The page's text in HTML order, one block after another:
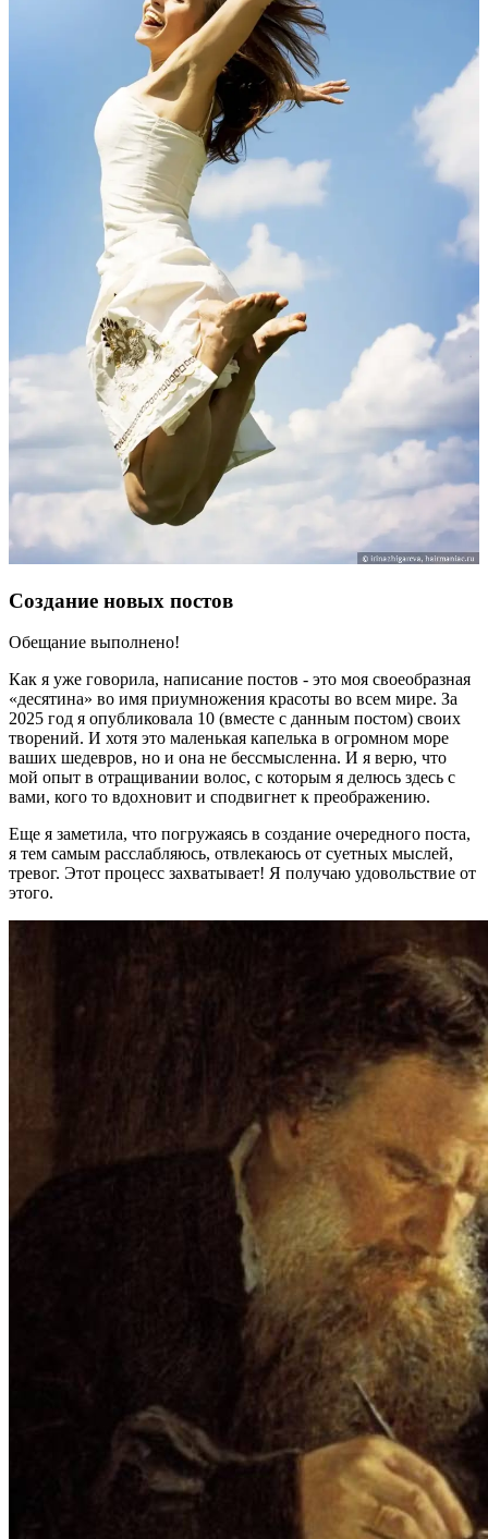
Создание новых постов
Обещание выполнено!
Как я уже говорила, написание постов - это моя своеобразная
«десятина» во имя приумножения красоты во всем мире. За
2025 год я опубликовала 10 (вместе с данным постом) своих
творений. И хотя это маленькая капелька в огромном море
ваших шедевров, но и она не бессмысленна. И я верю, что
мой опыт в отращивании волос, с которым я делюсь здесь с
вами, кого то вдохновит и сподвигнет к преображению.
Еще я заметила, что погружаясь в создание очередного поста,
я тем самым расслабляюсь, отвлекаюсь от суетных мыслей,
тревог. Этот процесс захватывает! Я получаю удовольствие от
этого.